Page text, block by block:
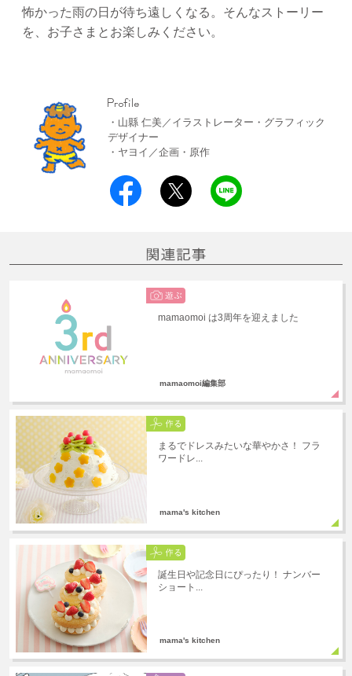
怖かった雨の日が待ち遠しくなる。そんなストーリー
を、お子さまとお楽しみください。
・山縣 仁美／イラストレーター・グラフィック
デザイナー
・ヤヨイ／企画・原作
mamaomoi は3周年を迎えました
mamaomoi編集部
まるでドレスみたいな華やかさ！ フラ
ワードレ...
mama's kitchen
誕生日や記念日にぴったり！ ナンバー
ショート...
mama's kitchen